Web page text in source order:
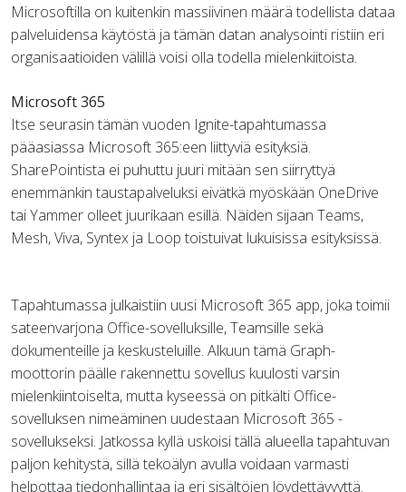
Microsoftilla on kuitenkin massiivinen määrä todellista dataa
palveluidensa käytöstä ja tämän datan analysointi ristiin eri
organisaatioiden välillä voisi olla todella mielenkiitoista.
Microsoft 365
Itse seurasin tämän vuoden Ignite-tapahtumassa
pääasiassa Microsoft 365:een liittyviä esityksiä.
SharePointista ei puhuttu juuri mitään sen siirryttyä
enemmänkin taustapalveluksi eivätkä myöskään OneDrive
tai Yammer olleet juurikaan esillä. Näiden sijaan Teams,
Mesh, Viva, Syntex ja Loop toistuivat lukuisissa esityksissä.
Tapahtumassa julkaistiin uusi Microsoft 365 app, joka toimii
sateenvarjona Office-sovelluksille, Teamsille sekä
dokumenteille ja keskusteluille. Alkuun tämä Graph-
moottorin päälle rakennettu sovellus kuulosti varsin
mielenkiintoiselta, mutta kyseessä on pitkälti Office-
sovelluksen nimeäminen uudestaan Microsoft 365 -
sovellukseksi. Jatkossa kyllä uskoisi tällä alueella tapahtuvan
paljon kehitystä, sillä tekoälyn avulla voidaan varmasti
helpottaa tiedonhallintaa ja eri sisältöjen löydettävyyttä.